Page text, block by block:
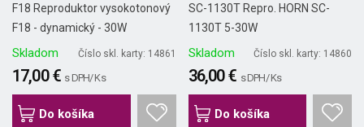
F18 Reproduktor vysokotonový
F18 - dynamický - 30W
Skladom Číslo skl. karty: 14861
17,00 € s DPH/ Ks
Do košíka
SC-1130T Repro. HORN SC-
1130T 5-30W
Skladom Číslo skl. karty: 14860
36,00 € s DPH/ Ks
Do košíka